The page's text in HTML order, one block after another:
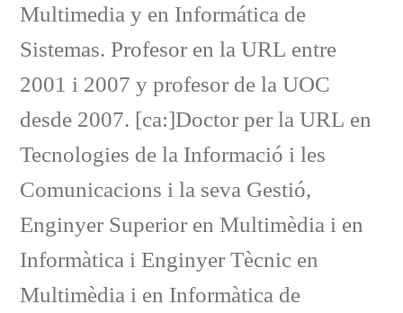
Multimedia y en Informática de
Sistemas. Profesor en la URL entre
2001 i 2007 y profesor de la UOC
desde 2007. [ca:]Doctor per la URL en
Tecnologies de la Informació i les
Comunicacions i la seva Gestió,
Enginyer Superior en Multimèdia i en
Informàtica i Enginyer Tècnic en
Multimèdia i en Informàtica de